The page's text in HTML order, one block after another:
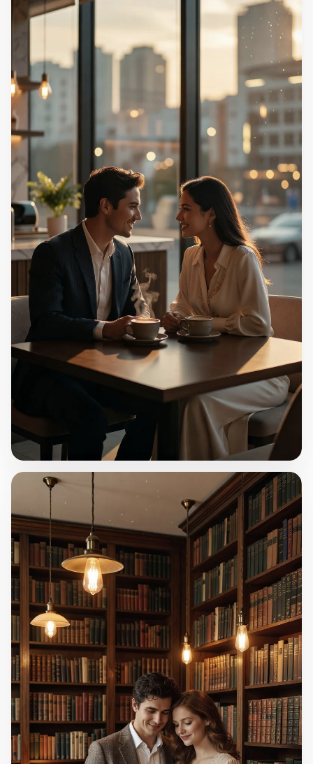
Görseli tam ekran aç
"Kutlamalar"
Görseli tam ekran aç